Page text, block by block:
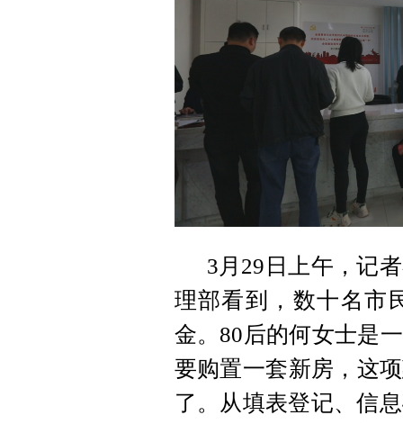
3月29日上午，记
理部看到，数十名市
金。80后的何女士是
要购置一套新房，这
了。从填表登记、信